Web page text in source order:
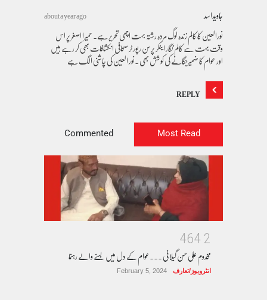
جاویداسد about a year ago
نورالعین کا کالم زندہ لوگ مردہ رشتہ بہت اچھی تحریر ہے۔ حمیرا اصغر پر اس
وقت بہت سے کالم نگار اینکر پرسن رپورٹر صحافی انکشافات بھی کر رہے ہیں
اور عوام کا ضمیرجگانے کی کوشش بھی ۔نور العین کی چاشنی الگ ہے
REPLY
Most Read
Commented
2
4
6
4
مخدوم علی حسن گیلانی ۔۔۔عوام کے دل میں بسنے والے رہنما
انٹرویوز/تعارف February 5, 2024